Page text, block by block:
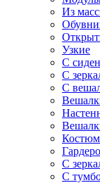
Из
Узкие
С
С
С
С
С